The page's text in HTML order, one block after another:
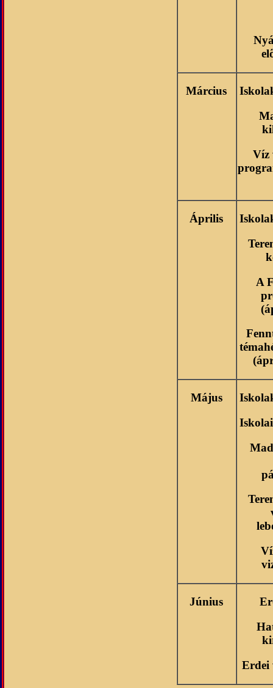
Március
Víz
Április
A
Május
Június
Erdei